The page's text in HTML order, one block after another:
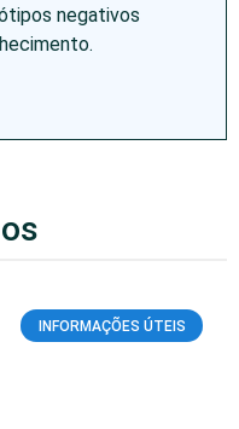
negativos
INFORMAÇÕES ÚTEIS